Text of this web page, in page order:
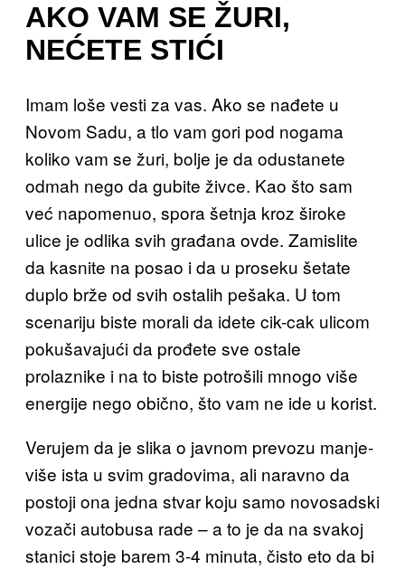
AKO VAM SE ŽURI,
NEĆETE STIĆI
Imam loše vesti za vas. Ako se nađete u
Novom Sadu, a tlo vam gori pod nogama
koliko vam se žuri, bolje je da odustanete
odmah nego da gubite živce. Kao što sam
već napomenuo, spora šetnja kroz široke
ulice je odlika svih građana ovde. Zamislite
da kasnite na posao i da u proseku šetate
duplo brže od svih ostalih pešaka. U tom
scenariju biste morali da idete cik-cak ulicom
pokušavajući da prođete sve ostale
prolaznike i na to biste potrošili mnogo više
energije nego obično, što vam ne ide u korist.
Verujem da je slika o javnom prevozu manje-
više ista u svim gradovima, ali naravno da
postoji ona jedna stvar koju samo novosadski
vozači autobusa rade – a to je da na svakoj
stanici stoje barem 3-4 minuta, čisto eto da bi